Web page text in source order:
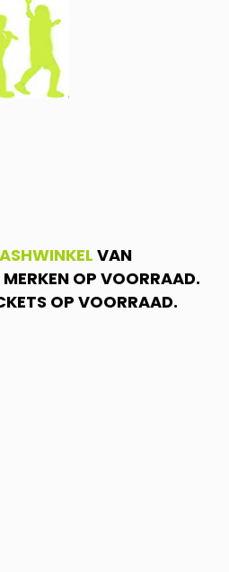
VAN
MERKEN OP VOORRAAD.
OP VOORRAAD.